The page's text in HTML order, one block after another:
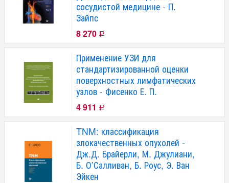
сосудистой медицине - П.
Зайпс
8 270 Р
Применение УЗИ для
стандартизированной оценки
поверхностных лимфатических
узлов - Фисенко Е. П.
4 911 Р
TNM: классификация
злокачественных опухолей -
Дж.Д. Брайерли, М. Джулиани,
Б. О’Салливан, Б. Роус, Э. Ван
Эйкен